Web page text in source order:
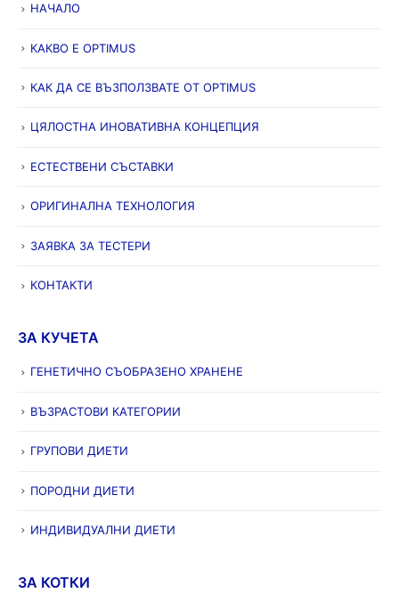
НАЧАЛО
КАКВО Е OPTIMUS
КАК ДА СЕ ВЪЗПОЛЗВАТЕ ОТ OPTIMUS
ЦЯЛОСТНА ИНОВАТИВНА КОНЦЕПЦИЯ
ЕСТЕСТВЕНИ СЪСТАВКИ
ОРИГИНАЛНА ТЕХНОЛОГИЯ
ЗАЯВКА ЗА ТЕСТЕРИ
КОНТАКТИ
ЗА КУЧЕТА
ГЕНЕТИЧНО СЪОБРАЗЕНО ХРАНЕНЕ
ВЪЗРАСТОВИ КАТЕГОРИИ
ГРУПОВИ ДИЕТИ
ПОРОДНИ ДИЕТИ
ИНДИВИДУАЛНИ ДИЕТИ
ЗА КОТКИ